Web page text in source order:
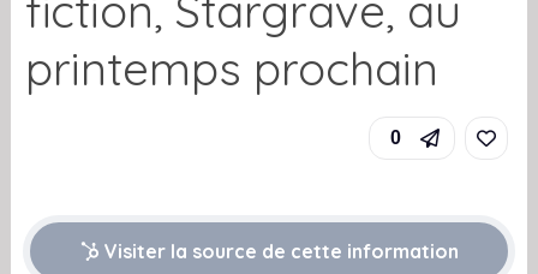
printemps prochain
0
Visiter la source de cette information